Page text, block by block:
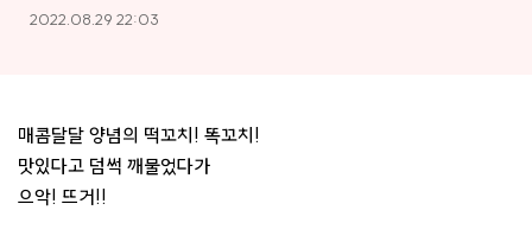
2022.08.29 22:03
매콤달달 양념의 떡꼬치! 똑꼬치!
맛있다고 덤썩 깨물었다가
으악! 뜨거!!